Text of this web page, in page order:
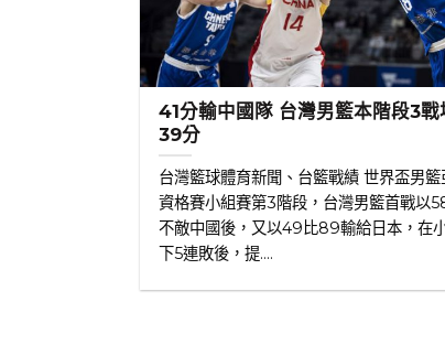
41分輸中國隊 台灣男籃本階段3戰
39分
台灣籃球體育新聞、台籃戰績 世界盃男籃
資格賽小組賽第3階段，台灣男籃首戰以
不敵中國後，又以49比89輸給日本，在
下5連敗後，提....